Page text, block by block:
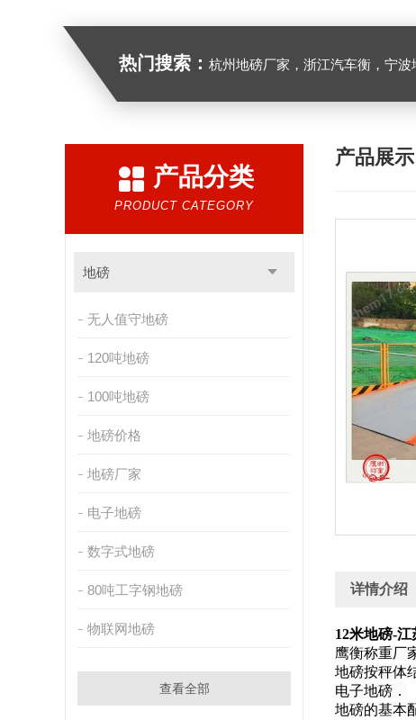
热门搜索： 杭州地磅厂家，浙江汽车衡，宁波地磅价
产品分类
PRODUCT CATEGORY
地磅
无人值守地磅
120吨地磅
100吨地磅
地磅价格
地磅厂家
电子地磅
数字式地磅
80吨工字钢地磅
物联网地磅
查看全部
产品展示
详情介绍
12米地磅-
鹰衡称重
地磅按秤体
电子地磅．
地磅的基本